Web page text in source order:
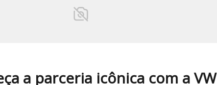
a parceria icônica com a VW